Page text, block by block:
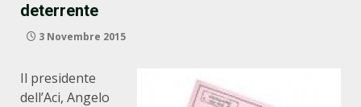
deterrente
3 Novembre 2015
Il presidente
dell’Aci, Angelo